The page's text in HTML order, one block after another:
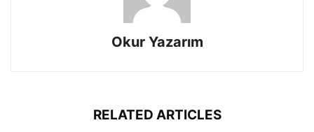
Okur Yazarım
RELATED ARTICLES